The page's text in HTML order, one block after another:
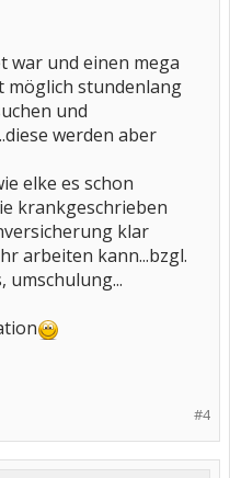
war und einen mega
möglich stundenlang
und
werden aber
elke es schon
krankgeschrieben
klar
arbeiten kann...bzgl.
umschulung...
#4